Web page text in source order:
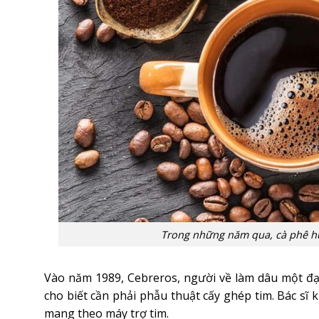
Trong những năm qua, cà phê
Vào năm 1989, Cebreros, người về làm dâu một
cho biết cần phải phẫu thuật cấy ghép tim. Bác
mang theo máy trợ tim.